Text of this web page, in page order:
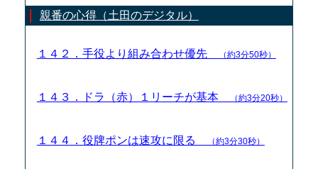
親番の心得（土田のデジタル）
１４２．手役より組み合わせ優先 （約3分50秒）
１４３．ドラ（赤）１リーチが基本 （約3分20秒）
１４４．役牌ポンは速攻に限る （約3分30秒）